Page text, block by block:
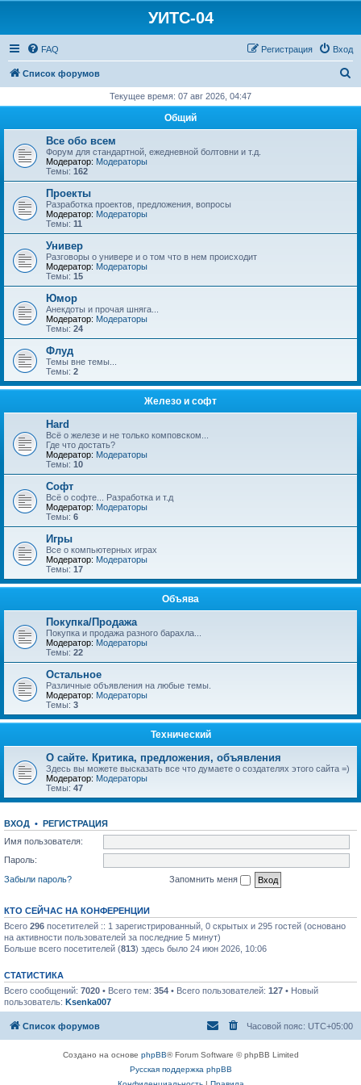
УИТС-04
FAQ Вход
Регистрация
Список форумов
с
Текущее время: 07 авг 2026, 04:47
Общий
Все обо всем
Форум для стандартной, ежедневной болтовни и т.д.
Модератор: Модераторы
Темы: 162
Проекты
Разработка проектов, предложения, вопросы
Модератор: Модераторы
Темы: 11
Универ
Разговоры о универе и о том что в нем происходит
Модератор: Модераторы
Темы: 15
Юмор
Анекдоты и прочая шняга...
Модератор: Модераторы
Темы: 24
Флуд
Темы вне темы...
Темы: 2
Железо и софт
Hard
Всё о железе и не только комповском...
Где что достать?
Модератор: Модераторы
Темы: 10
Софт
Всё о софте... Разработка и т.д
Модератор: Модераторы
Темы: 6
Игры
Все о компьютерных играх
Модератор: Модераторы
Темы: 17
Объява
Покупка/Продажа
Покупка и продажа разного барахла...
Модератор: Модераторы
Темы: 22
Остальное
Различные объявления на любые темы.
Модератор: Модераторы
Темы: 3
Технический
О сайте. Критика, предложения, объявления
Здесь вы можете высказать все что думаете о создателях этого сайта =)
Модератор: Модераторы
Темы: 47
ВХОД • РЕГИСТРАЦИЯ
Имя пользователя:
Пароль:
Забыли пароль?
Запомнить меня
КТО СЕЙЧАС НА КОНФЕРЕНЦИИ
Всего 296 посетителей :: 1 зарегистрированный, 0 скрытых и 295 гостей (основано
на активности пользователей за последние 5 минут)
Больше всего посетителей (813) здесь было 24 июн 2026, 10:06
СТАТИСТИКА
Всего сообщений: 7020 • Всего тем: 354 • Всего пользователей: 127 • Новый
пользователь: Ksenka007
Список форумов Часовой пояс: UTC+05:00
Создано на основе phpBB® Forum Software © phpBB Limited
Русская поддержка phpBB